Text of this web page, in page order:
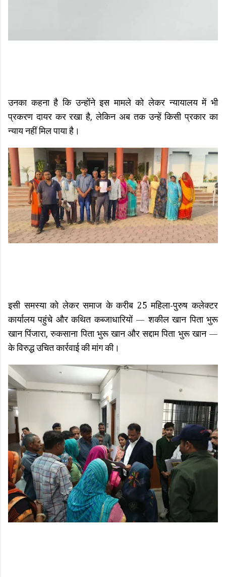
उनका कहना है कि उन्होंने इस मामले को लेकर न्यायालय में भी
प्रकरण दायर कर रखा है, लेकिन अब तक उन्हें किसी प्रकार का
न्याय नहीं मिल पाया है।
इसी समस्या को लेकर समाज के करीब 25 महिला-पुरुष कलेक्टर
कार्यालय पहुंचे और कथित कब्जाधारियों — शकील खान पिता भुरू
खान पिंजारा, रुकसाना पिता भुरू खान और सद्दाम पिता भुरू खान —
के विरुद्ध उचित कार्रवाई की मांग की।